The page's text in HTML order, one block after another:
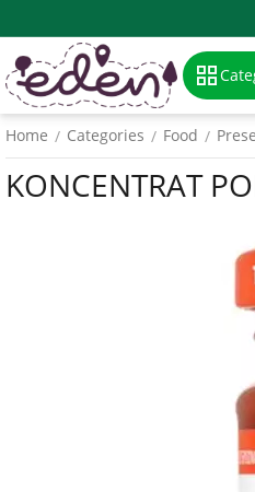
Home / Categories / Food /
KONCENTRAT